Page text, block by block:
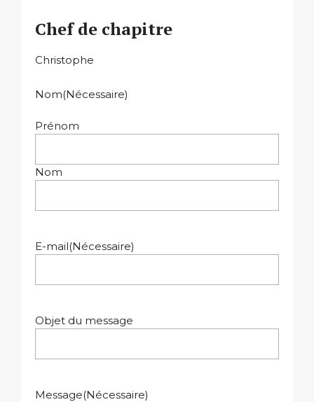
Chef de chapitre
Christophe
Nom(Nécessaire)
Prénom
Nom
E-mail(Nécessaire)
Objet du message
Message(Nécessaire)